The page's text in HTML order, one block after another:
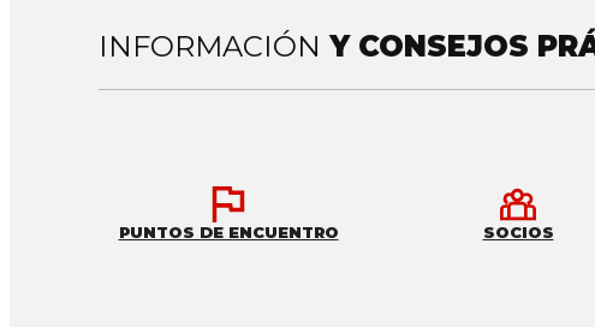
INFORMACIÓN Y CONSEJOS
PUNTOS DE ENCUENTRO SOCIOS